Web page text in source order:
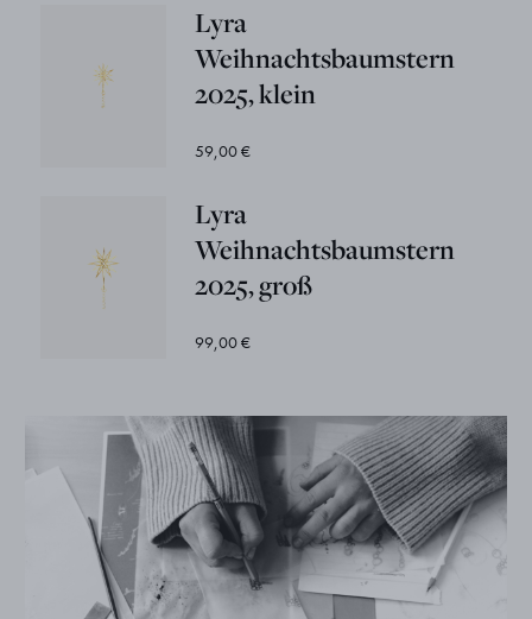
Lyra
Weihnachtsbaumstern
2025, klein
59,00 €
Lyra
Weihnachtsbaumstern
2025, groß
99,00 €